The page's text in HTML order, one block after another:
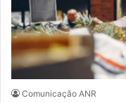
Comunicação ANR